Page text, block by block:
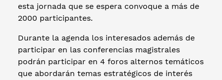
esta jornada que se espera convoque a más de
2000 participantes.
Durante la agenda los interesados además de
participar en las conferencias magistrales
podrán participar en 4 foros alternos temáticos
que abordarán temas estratégicos de interés